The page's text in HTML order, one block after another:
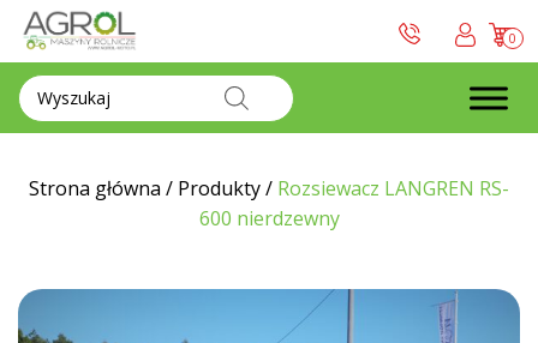
0
Wyszukiwarka
produktów
Strona główna / Produkty/ Rozsiewacz LANGREN RS-
600 nierdzewny